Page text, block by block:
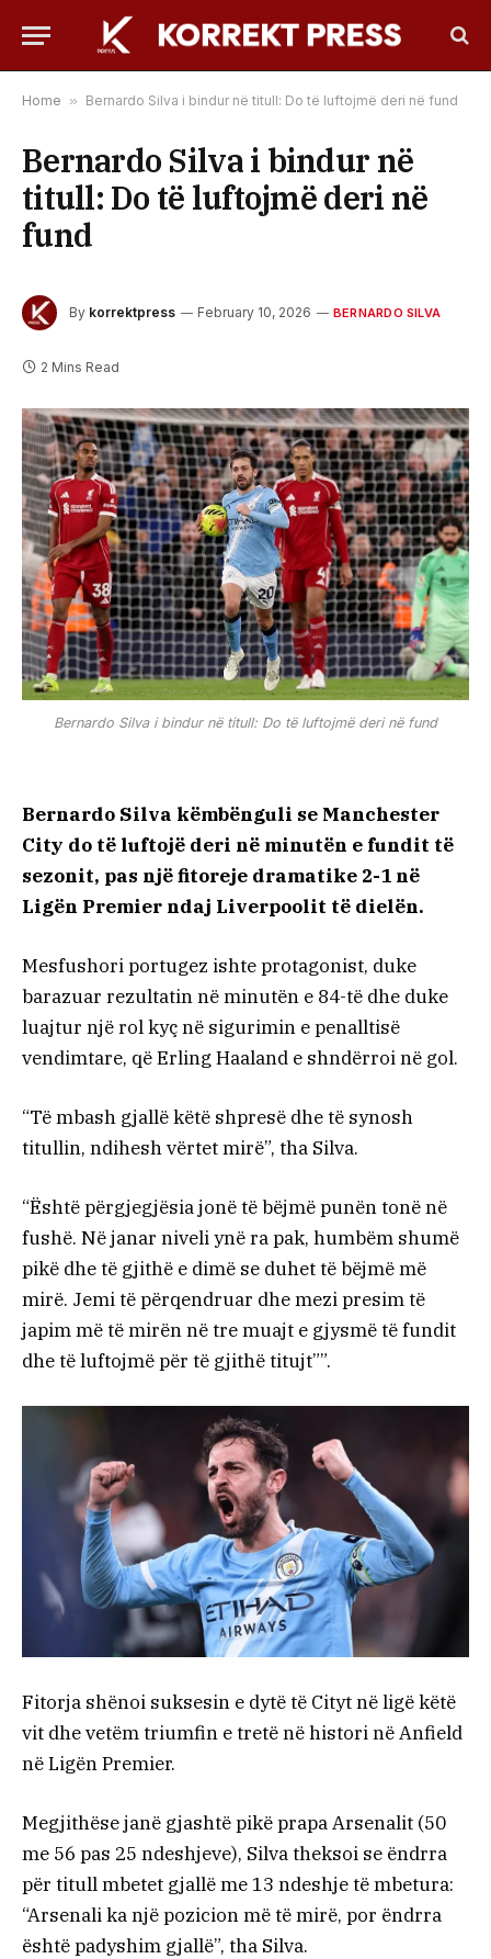
Home » Bernardo Silva i bindur në titull: Do të luftojmë deri në fund
Bernardo Silva i bindur në
titull: Do të luftojmë deri në
fund
By korrektpress February 10, 2026 BERNARDO SILVA
2 Mins Read
Bernardo Silva i bindur në titull: Do të luftojmë deri në fund
Bernardo Silva këmbënguli se Manchester
City do të luftojë deri në minutën e fundit të
sezonit, pas një fitoreje dramatike 2-1 në
Ligën Premier ndaj Liverpoolit të dielën.
Mesfushori portugez ishte protagonist, duke
barazuar rezultatin në minutën e 84-të dhe duke
luajtur një rol kyç në sigurimin e penalltisë
vendimtare, që Erling Haaland e shndërroi në gol.
“Të mbash gjallë këtë shpresë dhe të synosh
titullin, ndihesh vërtet mirë”, tha Silva.
“Është përgjegjësia jonë të bëjmë punën tonë në
fushë. Në janar niveli ynë ra pak, humbëm shumë
pikë dhe të gjithë e dimë se duhet të bëjmë më
mirë. Jemi të përqendruar dhe mezi presim të
japim më të mirën në tre muajt e gjysmë të fundit
dhe të luftojmë për të gjithë titujt””.
Fitorja shënoi suksesin e dytë të Cityt në ligë këtë
vit dhe vetëm triumfin e tretë në histori në Anfield
në Ligën Premier.
Megjithëse janë gjashtë pikë prapa Arsenalit (50
me 56 pas 25 ndeshjeve), Silva theksoi se ëndrra
për titull mbetet gjallë me 13 ndeshje të mbetura:
“Arsenali ka një pozicion më të mirë, por ëndrra
është padyshim gjallë”, tha Silva.